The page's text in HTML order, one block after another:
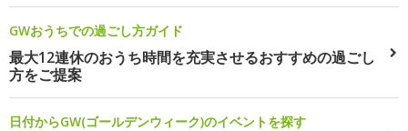
GWおうちでの過ごし方ガイド
最大12連休のおうち時間を充実させるおすすめの過ごし
方をご提案
日付からGW(ゴールデンウィーク)のイベントを探す